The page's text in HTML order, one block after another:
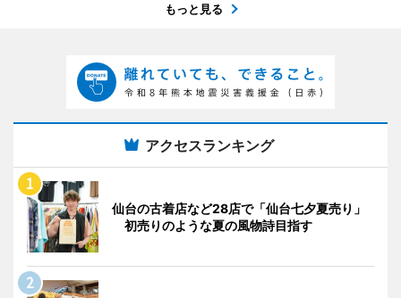
もっと見る
アクセスランキング
仙台の古着店など28店で「仙台七夕夏売り」
初売りのような夏の風物詩目指す